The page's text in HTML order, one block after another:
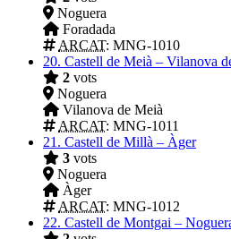
Noguera
Foradada
ARCAT: MNG-1010
20. Castell de Meià – Vilanova
2 vots
Noguera
Vilanova de Meià
ARCAT: MNG-1011
21. Castell de Millà – Àger
3 vots
Noguera
Àger
ARCAT: MNG-1012
22. Castell de Montgai –